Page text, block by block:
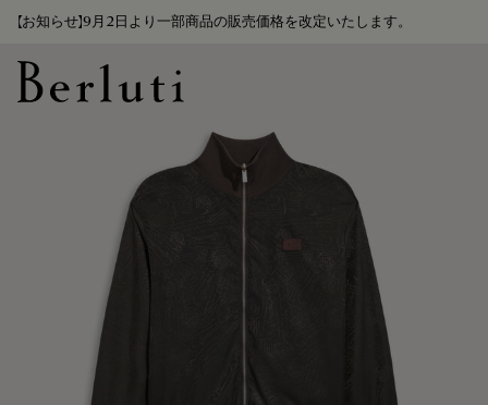
【お知らせ】9月2日より一部商品の販売価格を改定いたします。